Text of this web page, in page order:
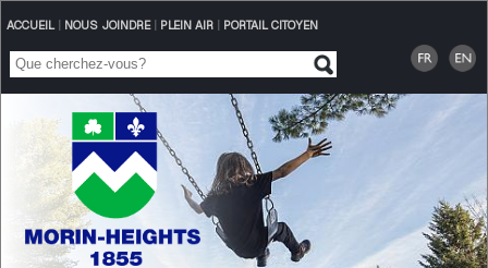
ACCUEIL| NOUS JOINDRE| PLEIN AIR| PORTAIL CITOYEN